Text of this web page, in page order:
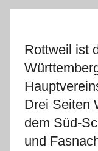
Rottweil ist
Drei Seiten
dem Süd-
und